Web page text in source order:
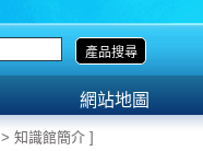
網站地圖
> 知識館簡介 ]